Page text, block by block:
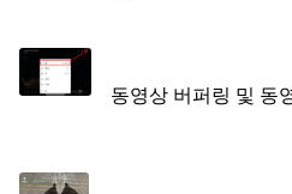
동영상 버퍼링 및 동